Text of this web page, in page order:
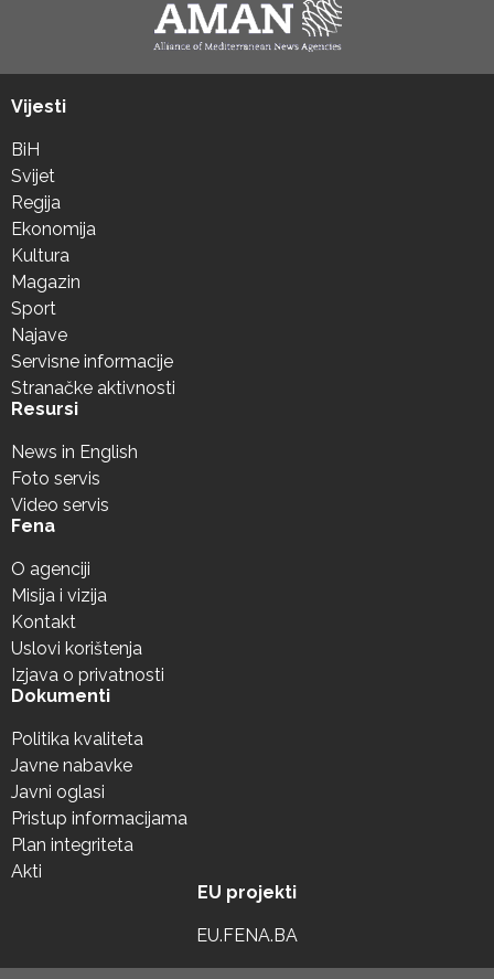
Vijesti
BiH
Svijet
Regija
Ekonomija
Kultura
Magazin
Sport
Najave
Servisne informacije
Stranačke aktivnosti
Resursi
News in English
Foto servis
Video servis
Fena
O agenciji
Misija i vizija
Kontakt
Uslovi korištenja
Izjava o privatnosti
Dokumenti
Politika kvaliteta
Javne nabavke
Javni oglasi
Pristup informacijama
Plan integriteta
Akti
EU projekti
EU.FENA.BA